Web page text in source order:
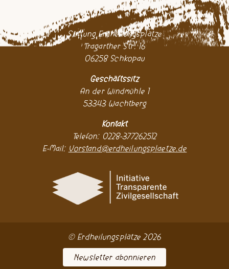
Stiftung Erdheilungsplätze
Tragarther Str. 16
06258 Schkopau
Geschäftssitz
An der Windmühle 1
53343 Wachtberg
Kontakt
Telefon: 0228-377262512
E-Mail: Vorstand@erdheilungsplaetze.de
© Erdheilungsplätze 2026
Newsletter abonnieren